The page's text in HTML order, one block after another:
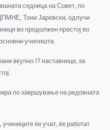
седница на Совет, по
Тони Јаревски, одлучи
во продолжен престој во
училишта.
вкупно 17 наставници, за
по завршување на редовната
ќе учат, ќе работат